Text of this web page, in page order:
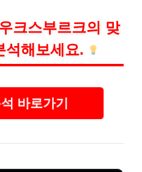
크스부르크의 맞
석해보세요.
바로가기